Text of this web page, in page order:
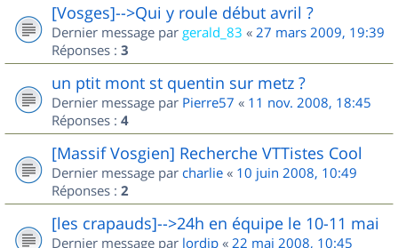
[Vosges]-->Qui y roule début avril ?
Dernier message par gerald_83 « 27 mars 2009, 19:39
Réponses : 3
un ptit mont st quentin sur metz ?
Dernier message par Pierre57 « 11 nov. 2008, 18:45
Réponses : 4
[Massif Vosgien] Recherche VTTistes Cool
Dernier message par charlie « 10 juin 2008, 10:49
Réponses : 2
[les crapauds]-->24h en équipe le 10-11 mai
Dernier message par lordjp « 22 mai 2008, 10:45